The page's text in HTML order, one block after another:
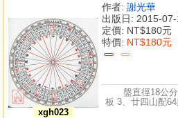
xgh023
作者: 謝光華
出版日: 2015-07-
定價: NT$180元
特價: NT$180元
盤直徑18公
板 3、廿四山配64